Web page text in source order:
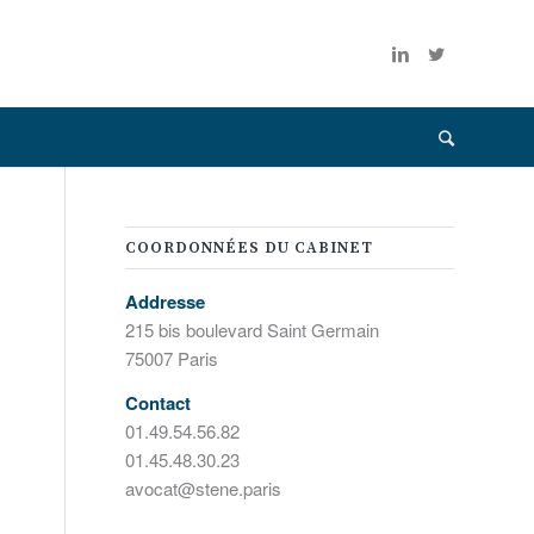
COORDONNÉES DU CABINET
Addresse
215 bis boulevard Saint Germain
75007 Paris
Contact
01.49.54.56.82
01.45.48.30.23
avocat@stene.paris